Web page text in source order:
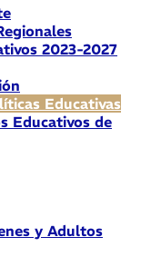
2023-2027
Educativas
Educativos de
y Adultos